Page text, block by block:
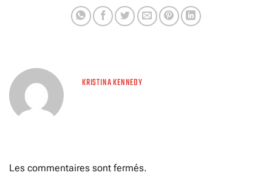
KRISTINA KENNEDY
Les commentaires sont fermés.